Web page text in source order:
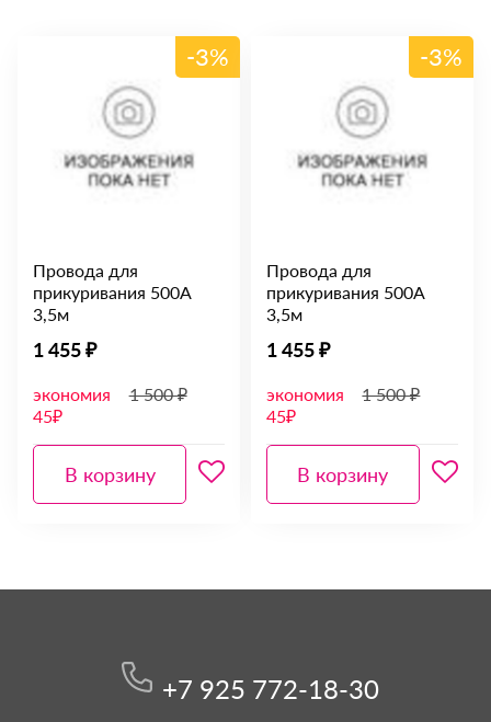
-3%
Провода для
прикуривания 500А
3,5м
1 455 ₽
экономия
45₽
1 500 ₽
В корзину
-3%
Провода для
прикуривания 500А
3,5м
1 455 ₽
экономия
45₽
1 500 ₽
В корзину
+7 925 772-18-30